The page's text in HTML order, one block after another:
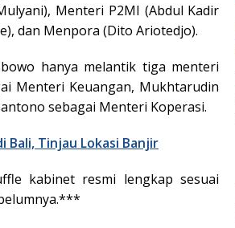
Menteri P2MI (Abdul Kadir
dan Menpora (Dito Ariotedjo).
hanya melantik tiga menteri
Menteri Keuangan, Mukhtarudin
sebagai Menteri Koperasi.
Bali, Tinjau Lokasi Banjir
kabinet resmi lengkap sesuai